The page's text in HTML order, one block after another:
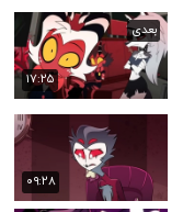
۱۷:۲۵
بعدی
۰۹:۲۸